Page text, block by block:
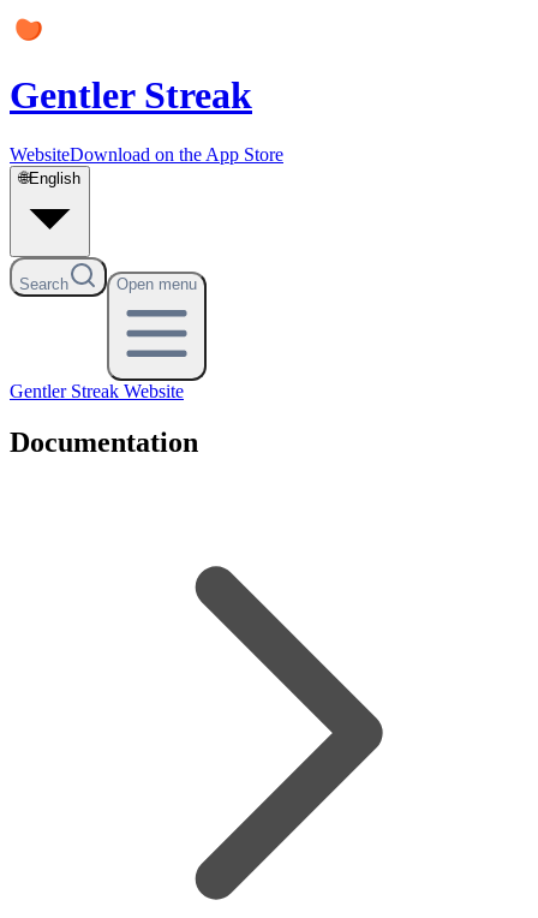
Gentler Streak
WebsiteDownload on the App Store
🌐English
Search Open menu
Gentler Streak Website
Documentation